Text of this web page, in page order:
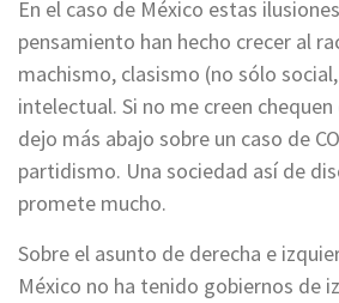
En el caso de México estas
pensamiento han hecho crecer al
machismo, clasismo (no sólo
intelectual. Si no me creen
dejo más abajo sobre un caso de
partidismo. Una sociedad así de
promete mucho.
Sobre el asunto de derecha e
México no ha tenido gobiernos de